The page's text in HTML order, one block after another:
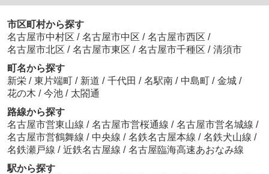
市区町村から探す
名古屋市中村区 / 名古屋市中区 / 名古屋市西区 /
名古屋市北区 / 名古屋市東区 / 名古屋市千種区 / 清須市
町名から探す
新栄 / 東片端町 / 新道 / 千代田 / 名駅南 / 中島町 / 金城 /
花の木 / 今池 / 太閤通
路線から探す
名古屋市営東山線 / 名古屋市営桜通線 / 名古屋市営名城線 /
名古屋市営鶴舞線 / 中央線 / 名鉄名古屋本線 / 名鉄犬山線 /
名鉄瀬戸線 / 近鉄名古屋線 / 名古屋臨海高速あおなみ線
駅から探す